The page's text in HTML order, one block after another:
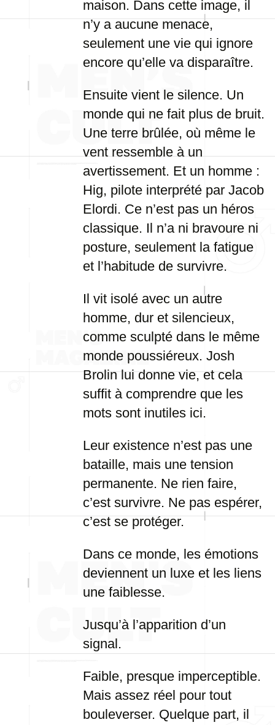
maison. Dans cette image, il
n’y a aucune menace,
seulement une vie qui ignore
encore qu’elle va disparaître.
Ensuite vient le silence. Un
monde qui ne fait plus de bruit.
Une terre brûlée, où même le
vent ressemble à un
avertissement. Et un homme :
Hig, pilote interprété par Jacob
Elordi. Ce n’est pas un héros
classique. Il n’a ni bravoure ni
posture, seulement la fatigue
et l’habitude de survivre.
Il vit isolé avec un autre
homme, dur et silencieux,
comme sculpté dans le même
monde poussiéreux. Josh
Brolin lui donne vie, et cela
suffit à comprendre que les
mots sont inutiles ici.
Leur existence n’est pas une
bataille, mais une tension
permanente. Ne rien faire,
c’est survivre. Ne pas espérer,
c’est se protéger.
Dans ce monde, les émotions
deviennent un luxe et les liens
une faiblesse.
Jusqu’à l’apparition d’un
signal.
Faible, presque imperceptible.
Mais assez réel pour tout
bouleverser. Quelque part, il